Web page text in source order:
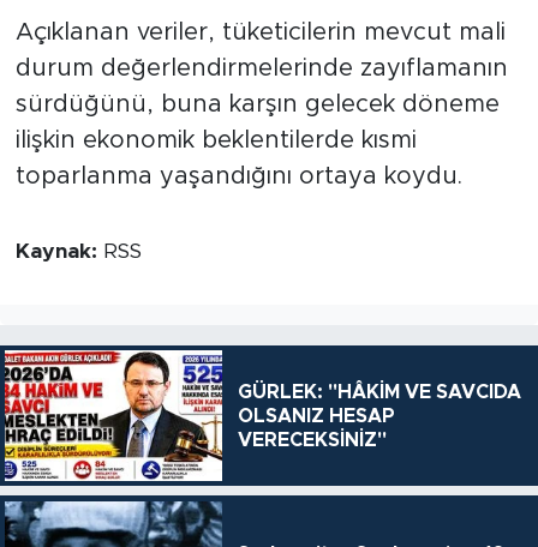
Açıklanan veriler, tüketicilerin mevcut mali
durum değerlendirmelerinde zayıflamanın
sürdüğünü, buna karşın gelecek döneme
ilişkin ekonomik beklentilerde kısmi
toparlanma yaşandığını ortaya koydu.
Kaynak: RSS
GÜRLEK: "HÂKİM VE SAVCIDA
OLSANIZ HESAP
VERECEKSİNİZ"